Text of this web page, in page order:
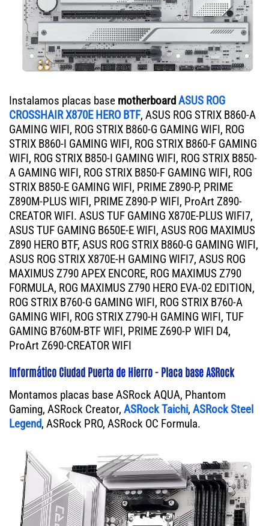
Instalamos placas base motherboardASUS ROG
CROSSHAIR X870E HERO BTF, ASUS ROG STRIX B860-A
GAMING WIFI, ROG STRIX B860-G GAMING WIFI, ROG
STRIX B860-I GAMING WIFI, ROG STRIX B860-F GAMING
WIFI, ROG STRIX B850-I GAMING WIFI, ROG STRIX B850-
A GAMING WIFI, ROG STRIX B850-F GAMING WIFI, ROG
STRIX B850-E GAMING WIFI, PRIME Z890-P, PRIME
Z890M-PLUS WIFI, PRIME Z890-P WIFI, ProArt Z890-
CREATOR WIFI. ASUS TUF GAMING X870E-PLUS WIFI7,
ASUS TUF GAMING B650E-E WIFI, ASUS ROG MAXIMUS
Z890 HERO BTF, ASUS ROG STRIX B860-G GAMING WIFI,
ASUS ROG STRIX X870E-H GAMING WIFI7, ASUS ROG
MAXIMUS Z790 APEX ENCORE, ROG MAXIMUS Z790
FORMULA, ROG MAXIMUS Z790 HERO EVA-02 EDITION,
ROG STRIX B760-G GAMING WIFI, ROG STRIX B760-A
GAMING WIFI, ROG STRIX Z790-H GAMING WIFI, TUF
GAMING B760M-BTF WIFI, PRIME Z690-P WIFI D4,
ProArt Z690-CREATOR WIFI
Informático Ciudad Puerta de Hierro - Placa base ASRock
Montamos placas base ASRock AQUA, Phantom
Gaming, ASRock Creator, ASRock Taichi, ASRock Steel
Legend, ASRock PRO, ASRock OC Formula.